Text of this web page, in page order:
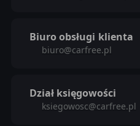
Biuro obsługi klienta
biuro@carfree.pl
Dział księgowości
ksiegowosc@carfree.pl